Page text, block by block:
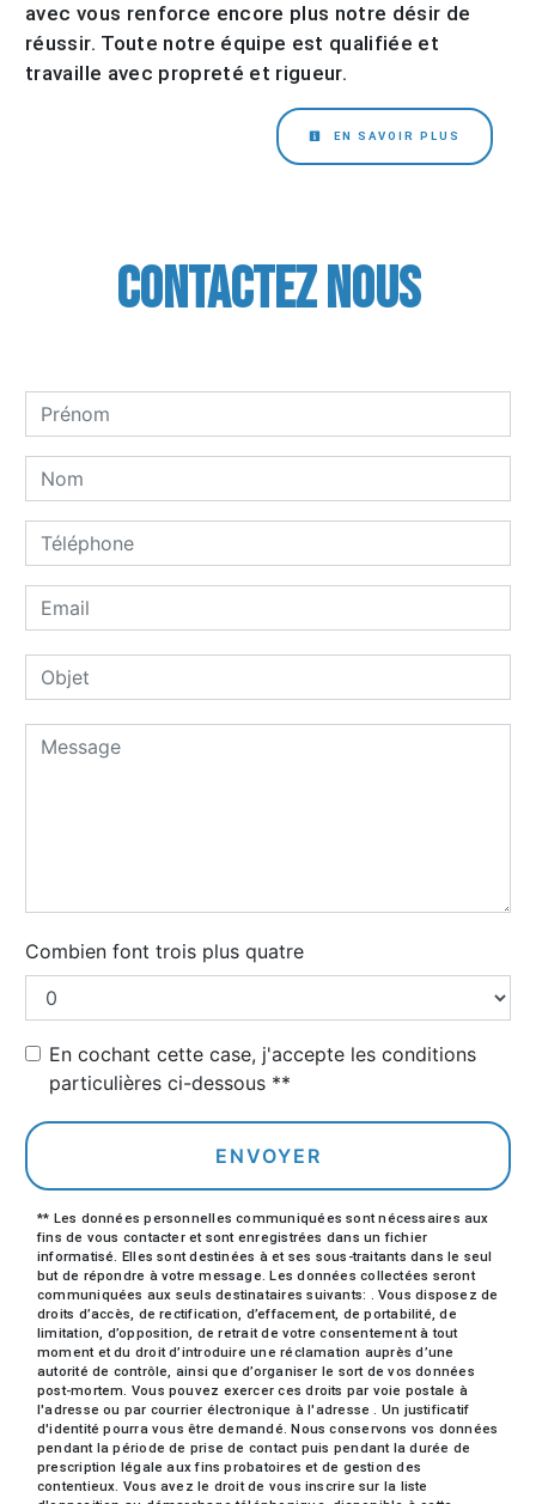
avec vous renforce encore plus notre désir de
réussir. Toute notre équipe est qualifiée et
travaille avec propreté et rigueur.
EN SAVOIR PLUS
Contactez nous
Combien font trois plus quatre
En cochant cette case, j'accepte les conditions
particulières ci-dessous **
ENVOYER
** Les données personnelles communiquées sont nécessaires aux
fins de vous contacter et sont enregistrées dans un fichier
informatisé. Elles sont destinées à et ses sous-traitants dans le seul
but de répondre à votre message. Les données collectées seront
communiquées aux seuls destinataires suivants: . Vous disposez de
droits d’accès, de rectification, d’effacement, de portabilité, de
limitation, d’opposition, de retrait de votre consentement à tout
moment et du droit d’introduire une réclamation auprès d’une
autorité de contrôle, ainsi que d’organiser le sort de vos données
post-mortem. Vous pouvez exercer ces droits par voie postale à
l'adresse ou par courrier électronique à l'adresse . Un justificatif
d'identité pourra vous être demandé. Nous conservons vos données
pendant la période de prise de contact puis pendant la durée de
prescription légale aux fins probatoires et de gestion des
contentieux. Vous avez le droit de vous inscrire sur la liste